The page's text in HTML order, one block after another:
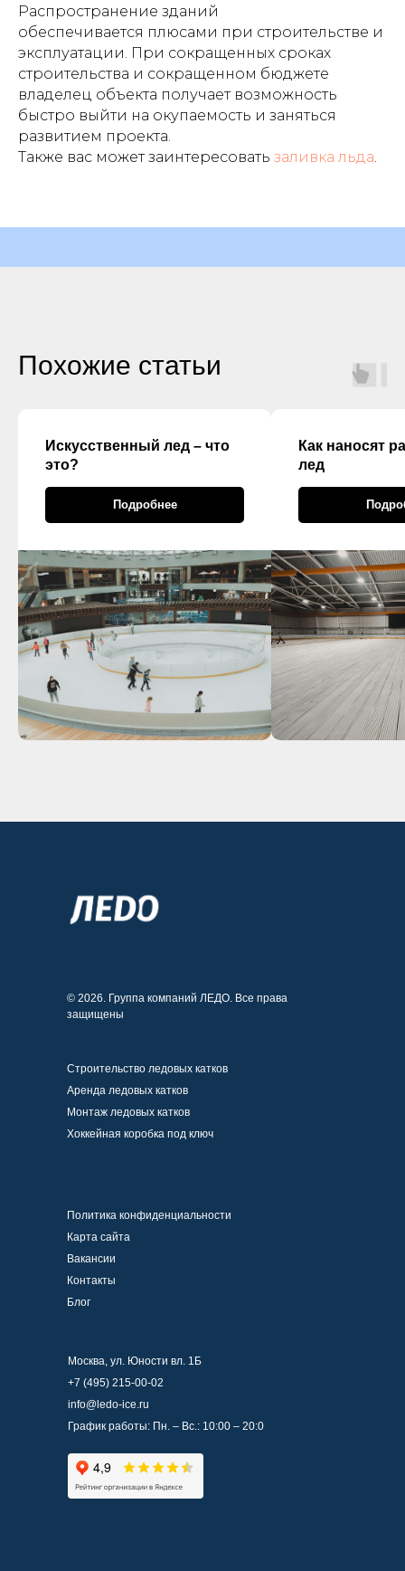
Распространение зданий
обеспечивается плюсами при строительстве и
эксплуатации. При сокращенных сроках
строительства и сокращенном бюджете
владелец объекта получает возможность
быстро выйти на окупаемость и заняться
развитием проекта.
Также вас может заинтересовать заливка льда.
Похожие статьи
Искусственный лед – что
это?
Подробнее
Как наносят
лед
Строительство ледовых катков
Аренда ледовых катков
Монтаж ледовых катков
Хоккейная коробка под ключ
Политика конфиденциальности
Карта сайта
Вакансии
Контакты
Блог
Москва, ул. Юности вл. 1Б
+7 (495) 215-00-02
info@ledo-ice.ru
График работы: Пн. – Вс.: 10:00 – 20:0
© 2026. Группа компаний ЛЕДО. Все права
защищены